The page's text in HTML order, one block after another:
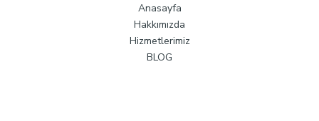
Anasayfa
Hakkımızda
Hizmetlerimiz
BLOG